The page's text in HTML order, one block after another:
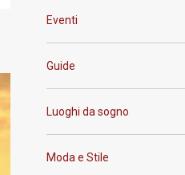
Eventi
Guide
Luoghi da sogno
Moda e Stile